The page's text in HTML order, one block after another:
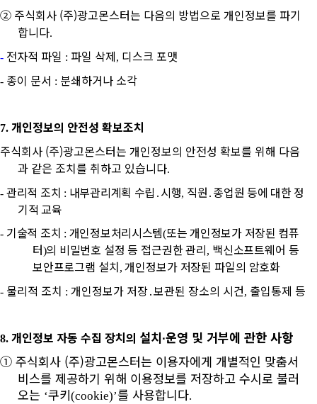
② 주식회사 (주)광고몬스터는 다음의 방법으로 개인정보를 파기
합니다.
- 전자적 파일 : 파일 삭제, 디스크 포맷
- 종이 문서 : 분쇄하거나 소각
7. 개인정보의 안전성 확보조치
주식회사 (주)광고몬스터는 개인정보의 안전성 확보를 위해 다음
과 같은 조치를 취하고 있습니다.
- 관리적 조치 : 내부관리계획 수립 ․시행, 직원․종업원 등에 대한 정
기적 교육
- 기술적 조치 : 개인정보처리시스템(또는 개인정보가 저장된 컴퓨
터)의 비밀번호 설정 등 접근권한 관리, 백신소프트웨어 등
보안프로그램 설치,개인정보가 저장된 파일의 암호화
- 물리적 조치 : 개인정보가 저장․보관된 장소의 시건, 출입통제 등
8. 개인정보 자동 수집 장치의 설치∙운영 및 거부에 관한 사항
① 주식회사 (주)광고몬스터는 이용자에게 개별적인 맞춤서
비스를 제공하기 위해 이용정보를 저장하고 수시로 불러
오는 ‘쿠키(cookie)’를 사용합니다.